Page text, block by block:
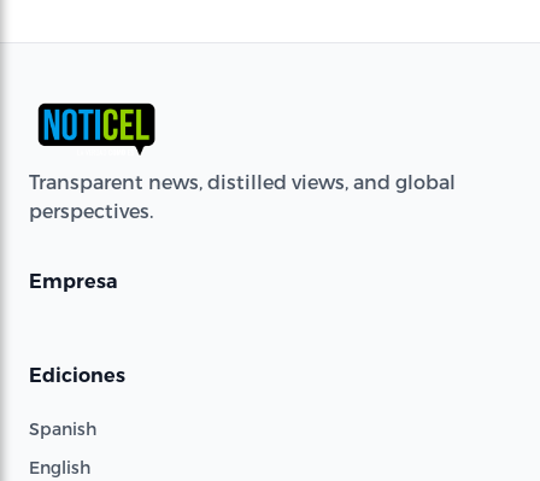
Transparent news, distilled views, and global
perspectives.
Empresa
Ediciones
Spanish
English